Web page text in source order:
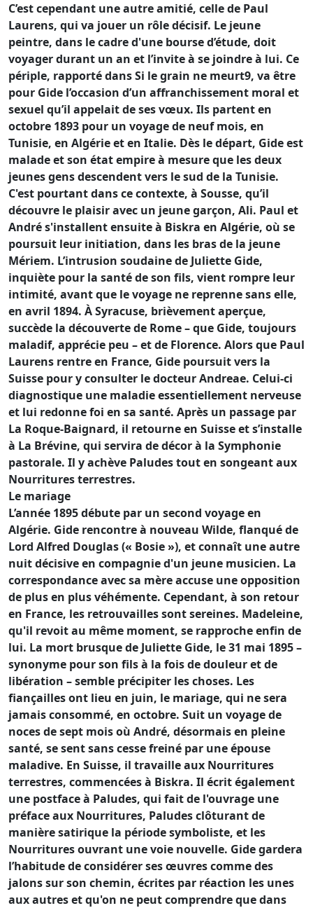
C’est cependant une autre amitié, celle de Paul
Laurens, qui va jouer un rôle décisif. Le jeune
peintre, dans le cadre d'une bourse d’étude, doit
voyager durant un an et l’invite à se joindre à lui. Ce
périple, rapporté dans Si le grain ne meurt9, va être
pour Gide l’occasion d’un affranchissement moral et
sexuel qu’il appelait de ses vœux. Ils partent en
octobre 1893 pour un voyage de neuf mois, en
Tunisie, en Algérie et en Italie. Dès le départ, Gide est
malade et son état empire à mesure que les deux
jeunes gens descendent vers le sud de la Tunisie.
C'est pourtant dans ce contexte, à Sousse, qu’il
découvre le plaisir avec un jeune garçon, Ali. Paul et
André s'installent ensuite à Biskra en Algérie, où se
poursuit leur initiation, dans les bras de la jeune
Mériem. L’intrusion soudaine de Juliette Gide,
inquiète pour la santé de son fils, vient rompre leur
intimité, avant que le voyage ne reprenne sans elle,
en avril 1894. À Syracuse, brièvement aperçue,
succède la découverte de Rome – que Gide, toujours
maladif, apprécie peu – et de Florence. Alors que Paul
Laurens rentre en France, Gide poursuit vers la
Suisse pour y consulter le docteur Andreae. Celui-ci
diagnostique une maladie essentiellement nerveuse
et lui redonne foi en sa santé. Après un passage par
La Roque-Baignard, il retourne en Suisse et s’installe
à La Brévine, qui servira de décor à la Symphonie
pastorale. Il y achève Paludes tout en songeant aux
Nourritures terrestres.
Le mariage
L’année 1895 débute par un second voyage en
Algérie. Gide rencontre à nouveau Wilde, flanqué de
Lord Alfred Douglas (« Bosie »), et connaît une autre
nuit décisive en compagnie d'un jeune musicien. La
correspondance avec sa mère accuse une opposition
de plus en plus véhémente. Cependant, à son retour
en France, les retrouvailles sont sereines. Madeleine,
qu'il revoit au même moment, se rapproche enfin de
lui. La mort brusque de Juliette Gide, le 31 mai 1895 –
synonyme pour son fils à la fois de douleur et de
libération – semble précipiter les choses. Les
fiançailles ont lieu en juin, le mariage, qui ne sera
jamais consommé, en octobre. Suit un voyage de
noces de sept mois où André, désormais en pleine
santé, se sent sans cesse freiné par une épouse
maladive. En Suisse, il travaille aux Nourritures
terrestres, commencées à Biskra. Il écrit également
une postface à Paludes, qui fait de l'ouvrage une
préface aux Nourritures, Paludes clôturant de
manière satirique la période symboliste, et les
Nourritures ouvrant une voie nouvelle. Gide gardera
l’habitude de considérer ses œuvres comme des
jalons sur son chemin, écrites par réaction les unes
aux autres et qu'on ne peut comprendre que dans